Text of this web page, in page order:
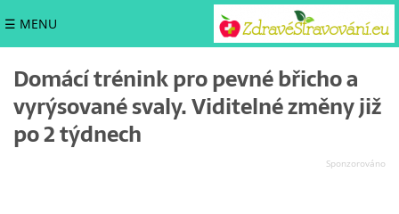
☰ MENU
Domácí trénink pro pevné břicho a
vyrýsované svaly. Viditelné změny již
po 2 týdnech